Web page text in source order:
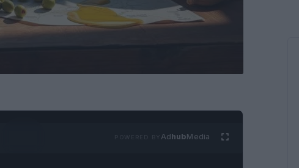
AdhubMedia